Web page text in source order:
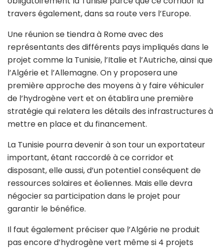
travers également, dans sa route vers l’Europe.
Une réunion se tiendra à Rome avec des
représentants des différents pays impliqués dans le
projet comme la Tunisie, l’Italie et l’Autriche, ainsi que
l’Algérie et l’Allemagne. On y proposera une
première approche des moyens à y faire véhiculer
de l’hydrogène vert et on établira une première
stratégie qui relatera les détails des infrastructures à
mettre en place et du financement.
La Tunisie pourra devenir à son tour un exportateur
important, étant raccordé à ce corridor et
disposant, elle aussi, d’un potentiel conséquent de
ressources solaires et éoliennes. Mais elle devra
négocier sa participation dans le projet pour
garantir le bénéfice.
Il faut également préciser que l’Algérie ne produit
pas encore d’hydrogène vert même si 4 projets